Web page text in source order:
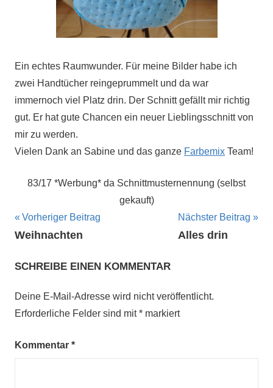
Ein echtes Raumwunder. Für meine Bilder habe ich
zwei Handtücher reingeprummelt und da war
immernoch viel Platz drin. Der Schnitt gefällt mir richtig
gut. Er hat gute Chancen ein neuer Lieblingsschnitt von
mir zu werden.
Vielen Dank an Sabine und das ganze Farbemix Team!
83/17 *Werbung* da Schnittmusternennung (selbst
gekauft)
Beitragsnavigation
Vorheriger Beitrag
Weihnachten
Nächster Beitrag
Alles drin
SCHREIBE EINEN KOMMENTAR
Deine E-Mail-Adresse wird nicht veröffentlicht.
Erforderliche Felder sind mit* markiert
Kommentar *